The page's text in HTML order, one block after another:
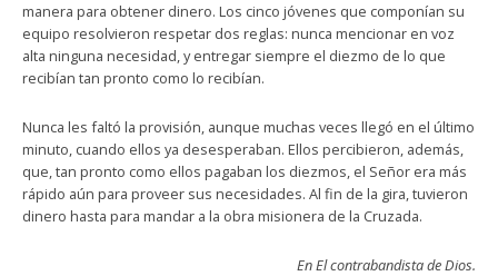
manera para obtener dinero. Los cinco jóvenes que componían su
equipo resolvieron respetar dos reglas: nunca mencionar en voz
alta ninguna necesidad, y entregar siempre el diezmo de lo que
recibían tan pronto como lo recibían.
Nunca les faltó la provisión, aunque muchas veces llegó en el último
minuto, cuando ellos ya desesperaban. Ellos percibieron, además,
que, tan pronto como ellos pagaban los diezmos, el Señor era más
rápido aún para proveer sus necesidades. Al fin de la gira, tuvieron
dinero hasta para mandar a la obra misionera de la Cruzada.
En El contrabandista de Dios.